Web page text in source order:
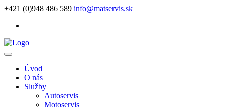
+421 (0)948 486 589 info@matservis.sk
Úvod
O nás
Služby
Autoservis
Motoservis